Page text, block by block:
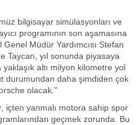
bilgisayar simülasyonları ve
programının son aşamasına
Müdür Yardımcısı Stefan
Taycan, yıl sonunda piyasaya
altı milyon kilometre yol
durumundan daha şimdiden çok
olacak."
içten yanmalı motora sahip spor
geçmek zorunda. Bu